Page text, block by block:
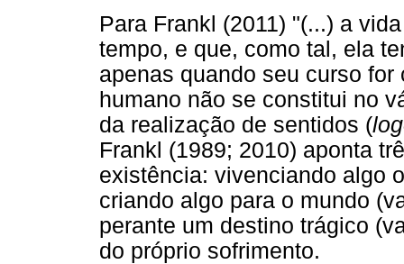
Para Frankl (2011) "(...) a
tempo, e que, como tal, ela
apenas quando seu curso
humano não se constitui no
da realização de sentidos (
Frankl (1989; 2010) aponta
existência: vivenciando algo
criando algo para o mundo
perante um destino trágico
do próprio sofrimento.